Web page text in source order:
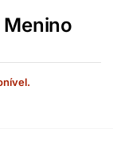
Menino